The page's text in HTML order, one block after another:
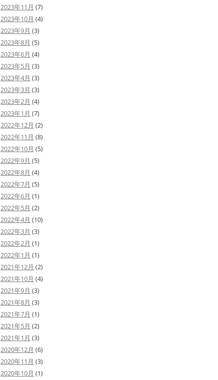
2023年11月 (7)
2023年10月 (4)
2023年9月 (3)
2023年8月 (5)
2023年6月 (4)
2023年5月 (3)
2023年4月 (3)
2023年3月 (3)
2023年2月 (4)
2023年1月 (7)
2022年12月 (2)
2022年11月 (8)
2022年10月 (5)
2022年9月 (5)
2022年8月 (4)
2022年7月 (5)
2022年6月 (1)
2022年5月 (2)
2022年4月 (10)
2022年3月 (3)
2022年2月 (1)
2022年1月 (1)
2021年12月 (2)
2021年10月 (4)
2021年9月 (3)
2021年8月 (3)
2021年7月 (1)
2021年5月 (2)
2021年1月 (3)
2020年12月 (6)
2020年11月 (3)
2020年10月 (1)